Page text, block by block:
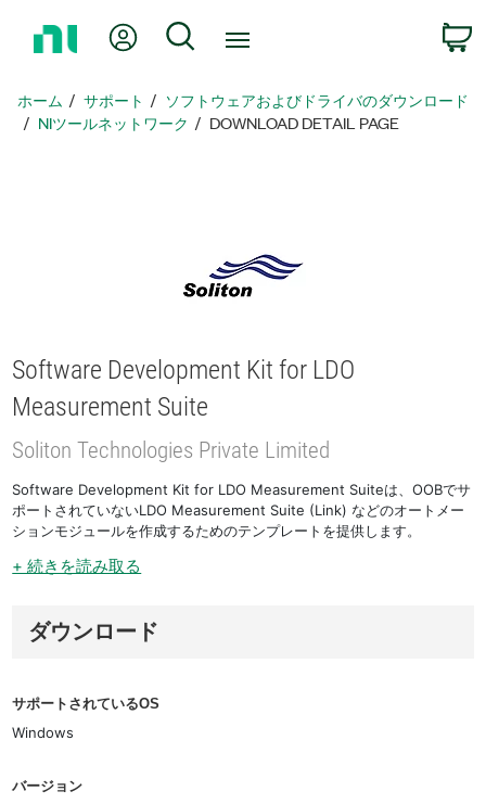
ペ
ー
Myアカウント
検索
ホーム サポート
ソフトウェアおよびドライバのダウンロード
NIツールネットワーク
DOWNLOAD DETAIL PAGE
Software Development Kit for LDO
Measurement Suite
Soliton Technologies Private Limited
Software Development Kit for LDO Measurement Suiteは、OOBでサ
ポートされていないLDO Measurement Suite (Link) などのオートメー
ションモジュールを作成するためのテンプレートを提供します。
+ 続きを読み取る
ダウンロード
サポートされているOS
Windows
バージョン